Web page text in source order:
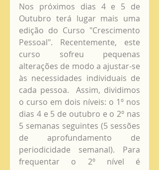
Nos próximos dias 4 e 5 de
Outubro terá lugar mais uma
edição do Curso "Crescimento
Pessoal". Recentemente, este
curso sofreu pequenas
alterações de modo a ajustar-se
às necessidades individuais de
cada pessoa.  Assim, dividimos
o curso em dois níveis: o 1º nos
dias 4 e 5 de outubro e o 2º nas
5 semanas seguintes (5 sessões
de aprofundamento de
periodicidade semanal). Para
frequentar o 2º nível é